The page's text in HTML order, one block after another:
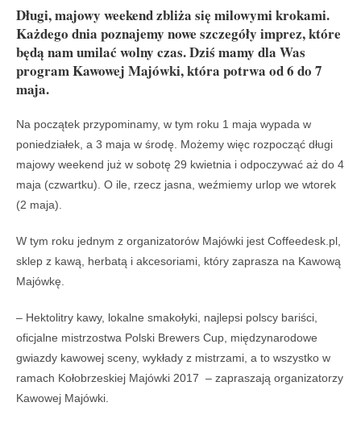
Długi, majowy weekend zbliża się milowymi krokami.
Każdego dnia poznajemy nowe szczegóły imprez, które
będą nam umilać wolny czas. Dziś mamy dla Was
program Kawowej Majówki, która potrwa od 6 do 7
maja.
Na początek przypominamy, w tym roku 1 maja wypada w
poniedziałek, a 3 maja w środę. Możemy więc rozpocząć długi
majowy weekend już w sobotę 29 kwietnia i odpoczywać aż do 4
maja (czwartku). O ile, rzecz jasna, weźmiemy urlop we wtorek
(2 maja).
W tym roku jednym z organizatorów Majówki jest Coffeedesk.pl,
sklep z kawą, herbatą i akcesoriami, który zaprasza na Kawową
Majówkę.
– Hektolitry kawy, lokalne smakołyki, najlepsi polscy bariści,
oficjalne mistrzostwa Polski Brewers Cup, międzynarodowe
gwiazdy kawowej sceny, wykłady z mistrzami, a to wszystko w
ramach Kołobrzeskiej Majówki 2017 – zapraszają organizatorzy
Kawowej Majówki.